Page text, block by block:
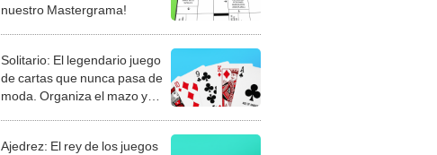
nuestro Mastergrama!
Solitario: El legendario juego
de cartas que nunca pasa de
moda. Organiza el mazo y
Ajedrez: El rey de los juegos